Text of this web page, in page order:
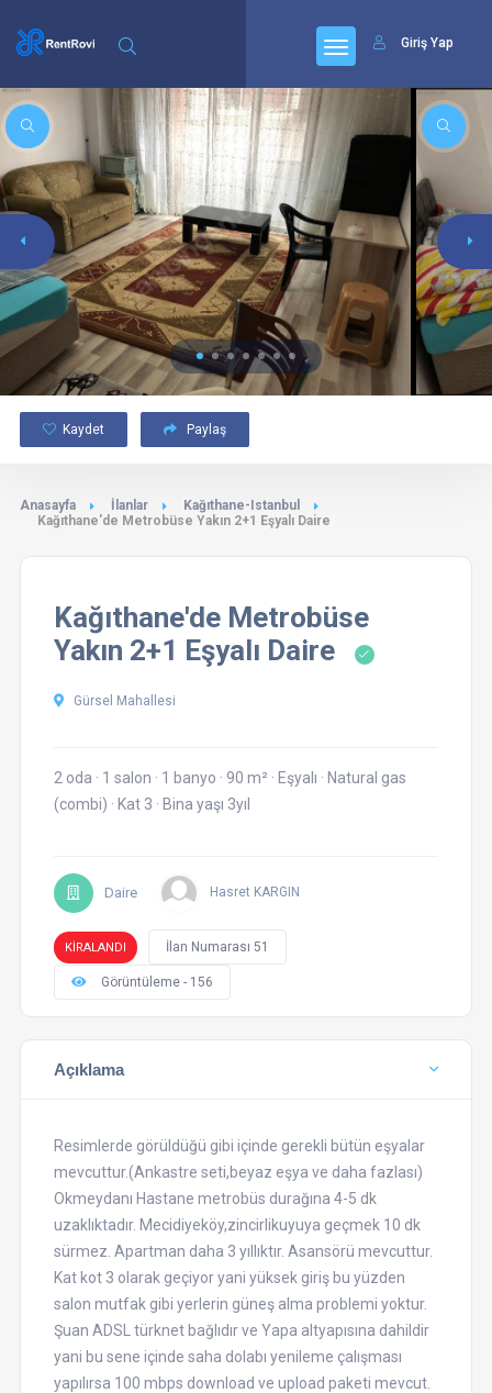
Giriş Yap
Kaydet Paylaş
Anasayfa İlanlar
Kağıthane-Istanbul
Kağıthane'de Metrobüse Yakın 2+1 Eşyalı Daire
Kağıthane'de Metrobüse
Yakın 2+1 Eşyalı Daire
Gürsel Mahallesi
2 oda · 1 salon · 1 banyo · 90 m² · Eşyalı · Natural gas
(combi) · Kat 3 · Bina yaşı 3yıl
Daire Hasret KARGIN
KİRALANDI İlan Numarası 51
Görüntüleme - 156
Açıklama
Resimlerde görüldüğü gibi içinde gerekli bütün eşyalar
mevcuttur.(Ankastre seti,beyaz eşya ve daha fazlası) ​
Okmeydanı Hastane metrobüs durağına 4-5 dk
uzaklıktadır. Mecidiyeköy,zincirlikuyuya geçmek 10 dk
sürmez. Apartman daha 3 yıllıktır. Asansörü mevcuttur.
Kat kot 3 olarak geçiyor yani yüksek giriş bu yüzden
salon mutfak gibi yerlerin güneş alma problemi yoktur.
Şuan ADSL türknet bağlıdır ve Yapa altyapısına dahildir
yani bu sene içinde saha dolabı yenileme çalışması
yapılırsa 100 mbps download ve upload paketi mevcut.